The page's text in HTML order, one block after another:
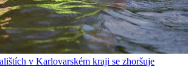
v Karlovarském kraji se zhoršuje